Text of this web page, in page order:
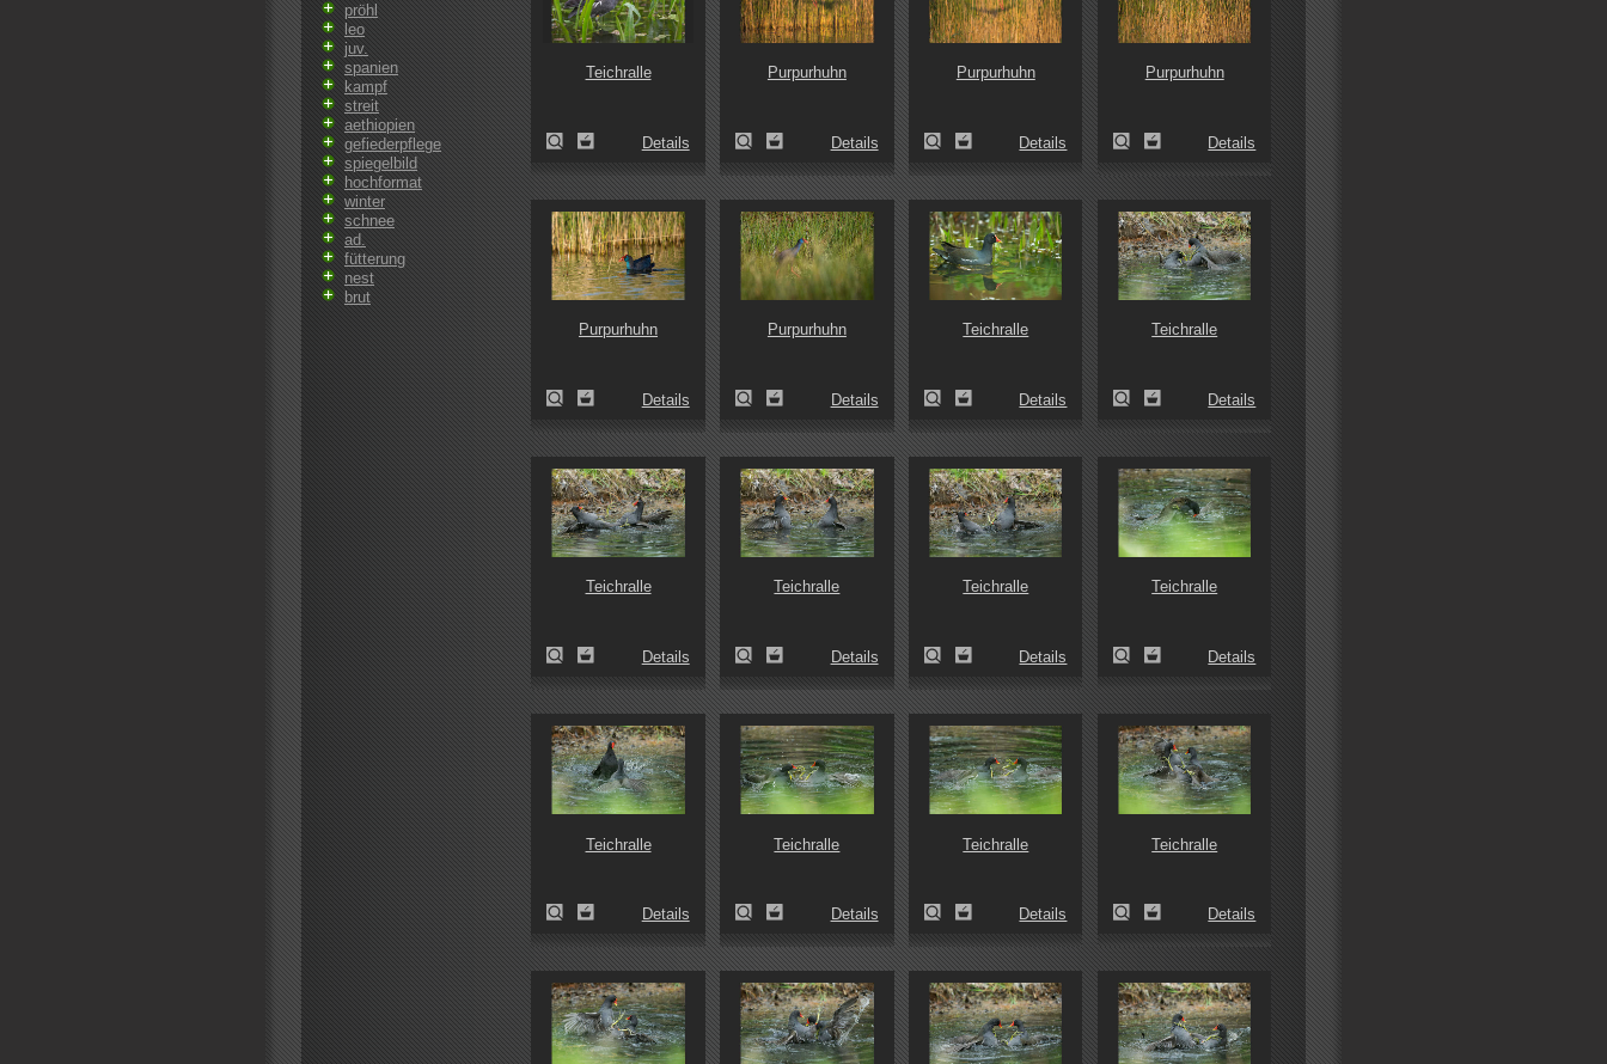
pröhl
leo
juv.
spanien
kampf
streit
aethiopien
gefiederpflege
spiegelbild
hochformat
winter
schnee
ad.
fütterung
nest
brut
Teichralle
Details
Purpurhuhn
Details
Purpurhuhn
Details
Purpurhuhn
Details
Purpurhuhn
Details
Purpurhuhn
Details
Teichralle
Details
Teichralle
Details
Teichralle
Details
Teichralle
Details
Teichralle
Details
Teichralle
Details
Teichralle
Details
Teichralle
Details
Teichralle
Details
Teichralle
Details